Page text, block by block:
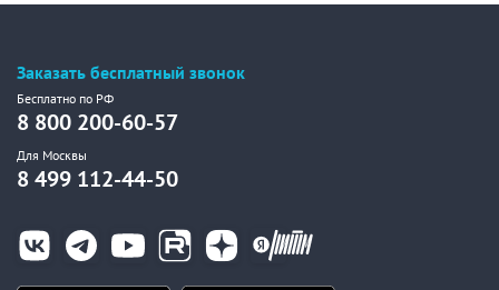
Заказать бесплатный звонок
Бесплатно по РФ
8 800 200-60-57
Для Москвы
8 499 112-44-50